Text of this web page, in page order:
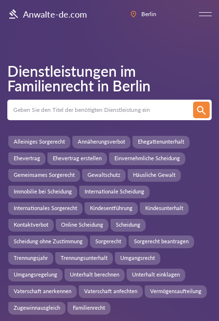
Anwalte-de.com Berlin
Dienstleistungen im
Familienrecht in Berlin
Familienrecht
Alleiniges Sorgerecht Annäherungsverbot Ehegattenunterhalt
Ehevertrag Ehevertrag erstellen Einvernehmliche Scheidung
Gemeinsames Sorgerecht Gewaltschutz Häusliche Gewalt
Immobilie bei Scheidung Internationale Scheidung
Internationales Sorgerecht Kindesentführung Kindesunterhalt
Kontaktverbot Online Scheidung Scheidung
Scheidung ohne Zustimmung Sorgerecht Sorgerecht beantragen
Trennungsjahr Trennungsunterhalt Umgangsrecht
Umgangsregelung Unterhalt berechnen Unterhalt einklagen
Vaterschaft anerkennen Vaterschaft anfechten Vermögensaufteilung
Zugewinnausgleich